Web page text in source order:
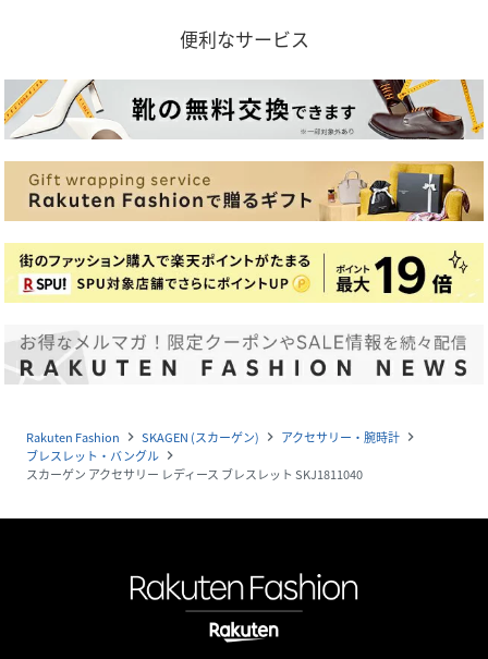
便利なサービス
Rakuten Fashion navigate_next SKAGEN (スカーゲン) navigate_next アクセサリー・腕時計 navigate_next
ブレスレット・バングル navigate_next
スカーゲン アクセサリー レディース ブレスレット SKJ1811040